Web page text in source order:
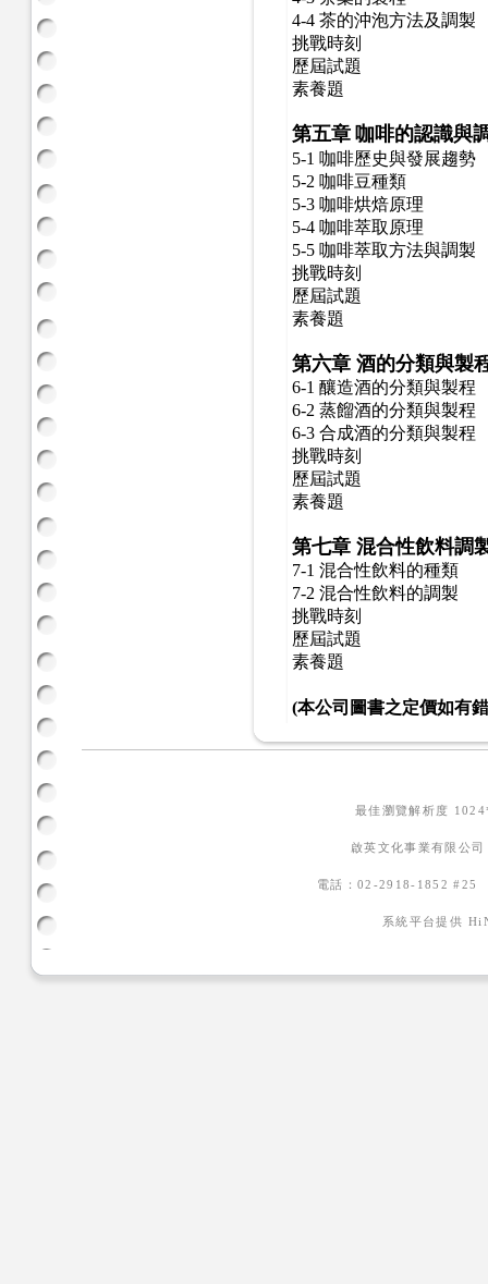
4-4 茶的沖泡方法及調製
挑戰時刻
歷屆試題
素養題
第五章 咖啡的認識與
5-1 咖啡歷史與發展趨勢
5-2 咖啡豆種類
5-3 咖啡烘焙原理
5-4 咖啡萃取原理
5-5 咖啡萃取方法與調製
挑戰時刻
歷屆試題
素養題
第六章 酒的分類與製
6-1 釀造酒的分類與製程
6-2 蒸餾酒的分類與製程
6-3 合成酒的分類與製程
挑戰時刻
歷屆試題
素養題
第七章 混合性飲料調
7-1 混合性飲料的種類
7-2 混合性飲料的調製
挑戰時刻
歷屆試題
素養題
(本公司圖書之定價如有
最佳瀏覽解析度
啟英文化事業有限公
電話：02-2918-1852
系統平台提供